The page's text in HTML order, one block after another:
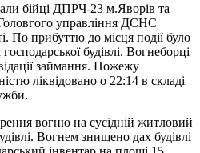
бійці ДПРЧ-23 м.Яворів та
управління ДСНС
По прибуттю до місця події було
будівлі. Вогнеборці
займання. Пожежу
ліквідовано о 22:14 в складі
вогню на сусідній житловий
Вогнем знищено дах будівлі